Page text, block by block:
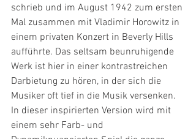
schrieb und im August 1942 zum ersten
Mal zusammen mit Vladimir Horowitz in
einem privaten Konzert in Beverly Hills
aufführte. Das seltsam beunruhigende
Werk ist hier in einer kontrastreichen
Darbietung zu hören, in der sich die
Musiker oft tief in die Musik versenken.
In dieser inspirierten Version wird mit
einem sehr Farb- und